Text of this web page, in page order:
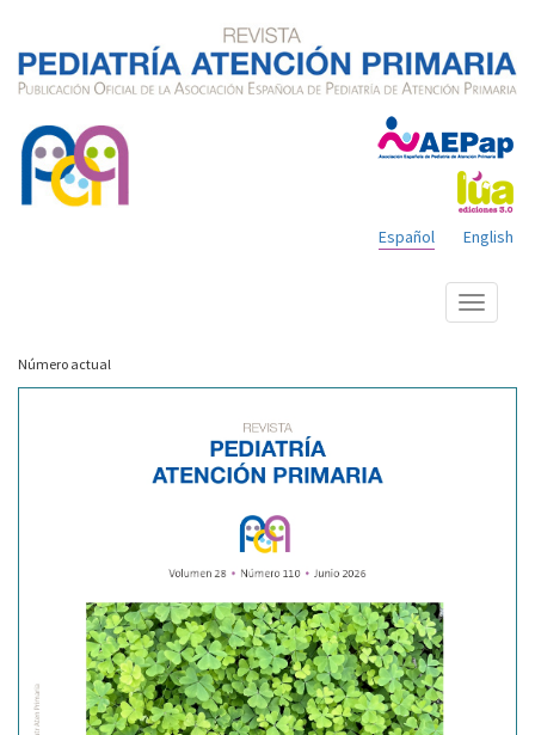
English
Español
Mostrar
menú
Número actual